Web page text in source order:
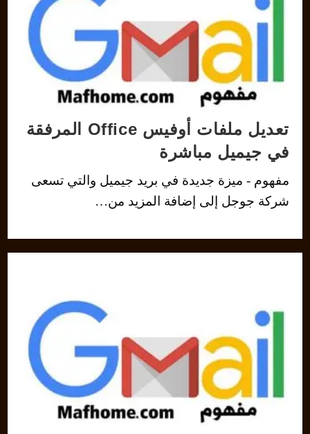
تعديل ملفات أوفيس Office المرفقة
في جيميل مباشرة
مفهوم - ميزة جديدة في بريد جيميل والتي تسعى
شركة جوجل إلى إضافة المزيد من…